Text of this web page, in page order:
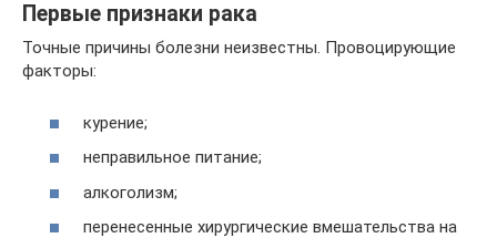
Первые признаки рака
Точные причины болезни неизвестны. Провоцирующие
факторы:
курение;
неправильное питание;
алкоголизм;
перенесенные хирургические вмешательства на